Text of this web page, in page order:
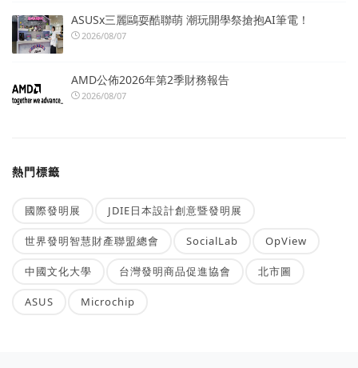
ASUSx三麗鷗耍酷聯萌 潮玩開學祭搶抱AI筆電！
2026/08/07
AMD公佈2026年第2季財務報告
2026/08/07
熱門標籤
國際發明展 JDIE日本設計創意暨發明展
世界發明智慧財產聯盟總會 SocialLab OpView
中國文化大學 台灣發明商品促進協會 北市圖
ASUS Microchip